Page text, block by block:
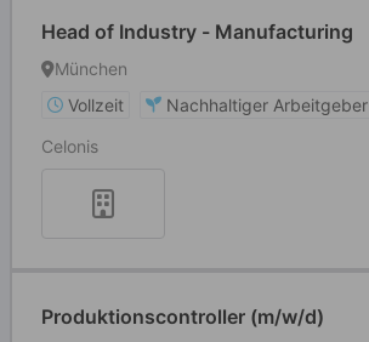
Head of Industry - Manufacturing
München
Vollzeit
Nachhaltiger Arbeitgeber
Celonis
Produktionscontroller (m/w/d)